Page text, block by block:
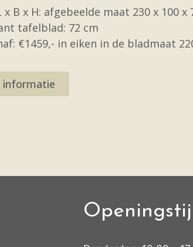
x B x H: afgebeelde maat 230 x 100 x
tafelblad: 72 cm
€1459,- in eiken in de bladmaat
informatie